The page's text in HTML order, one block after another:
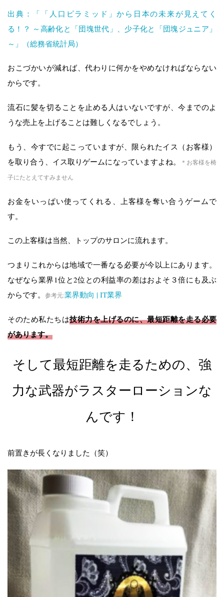
出典：「「人口ピラミッド」から日本の未来が見えてく
る！？ ～高齢化と「団塊世代」、少子化と「団塊ジュニア」
～」（総務省統計局）
おこづかいが減れば、代わりに何かをやめなければならない
からです。
流石に髪を切ることを止める人はいないですが、今までのよ
うな売上を上げることは難しくなるでしょう。
もう、今すでに起こっていますが、限られたイス（お客様）
を取り合う、イス取りゲームになっていますよね。
＊お客様を椅
子にたとえてすみません
お金をいっぱい使ってくれる、上客様を奪い合うゲームで
す。
この上客様は当然、トップのサロンに流れます。
つまりこれからは地域で一番なる必要が今以上にあります。
なぜなら業界1位と2位との利益率の差はおよそ３倍にも及ぶ
からです。
参考元:業界動向 | IT業界
そのため私たちは技術力を上げるのに、最短距離を走る必要
があります。
そして最短距離を走るための、強
力な武器がラスターローションな
んです！
前置きが長くなりました（笑）